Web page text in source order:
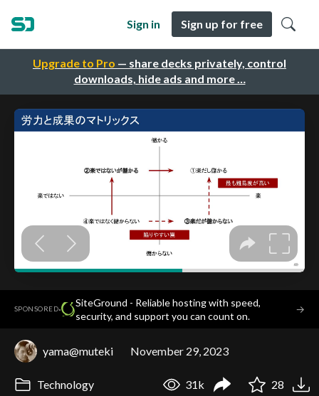
Upgrade to Pro — share decks privately, control
downloads, hide ads and more …
Sign in Sign up for free
SPONSORED·
SiteGround - Reliable hosting with speed,
security, and support you can count on.
→
yama@muteki November 29, 2023
Technology 31k 28